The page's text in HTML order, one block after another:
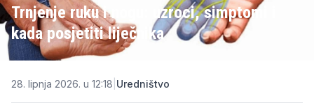
Trnjenje ruku i nogu: uzroci, simptomi i
kada posjetiti liječnika
28. lipnja 2026. u 12:18 Uredništvo